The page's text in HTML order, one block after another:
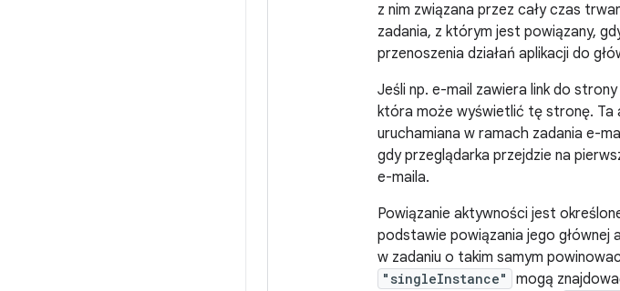
z nim związana przez cały czas
zadania, z którym jest powiązany,
przenoszenia działań aplikacji do
Jeśli np. e-mail zawiera link do
która może wyświetlić tę stronę. Ta
uruchamiana w ramach zadania e-
gdy przeglądarka przejdzie na
e-maila.
Powiązanie aktywności jest
podstawie powiązania jego głównej
w zadaniu o takim samym
"singleInstance"
mogą